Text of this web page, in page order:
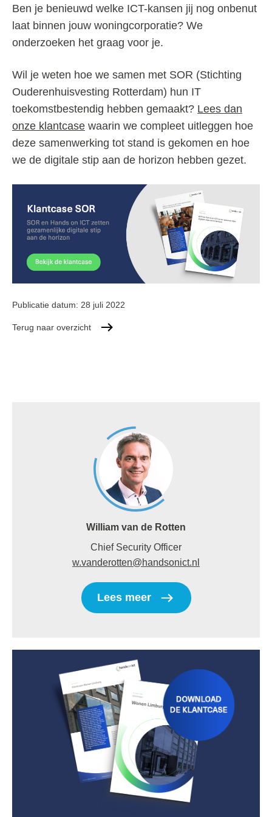
Ben je benieuwd welke ICT-kansen jij nog onbenut
laat binnen jouw woningcorporatie? We
onderzoeken het graag voor je.
Wil je weten hoe we samen met SOR (Stichting
Ouderenhuisvesting Rotterdam) hun IT
toekomstbestendig hebben gemaakt? Lees dan
onze klantcase waarin we compleet uitleggen hoe
deze samenwerking tot stand is gekomen en hoe
we de digitale stip aan de horizon hebben gezet.
Publicatie datum: 28 juli 2022
Terug naar overzicht
William van de Rotten
Chief Security Officer
w.vanderotten@handsonict.nl
Lees meer